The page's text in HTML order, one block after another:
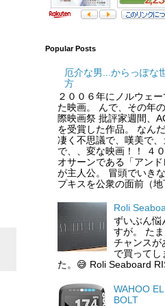
Popular Posts
厄介な男...からっぽな
方
２００６年にノルウェ
た映画。 んで、その年
際映画祭 批評家週間、
を受賞した作品。 なん
凄く不思議で、嘆美で、
で、、変な映画！！ ４
オサーンである「アンド
が主人公。 冒頭でいき
プキスを公衆の面前（地
Roli
ずいぶん悩
すが。 た
チャンスが
で買ってし
た。😅 Roli Seaboard
WAHOO
BOLT